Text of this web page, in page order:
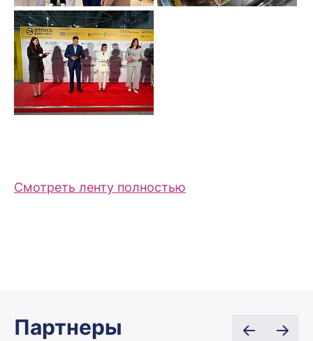
Смотреть ленту полностью
Партнеры